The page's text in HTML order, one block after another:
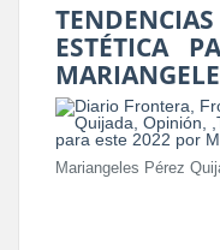
ESTÉTICA
Mariangeles Pérez